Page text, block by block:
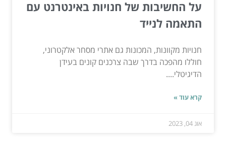
על החשיבות של חנויות באינטרנט עם
התאמה לנייד
חנויות מקוונות, המכונות גם אתרי מסחר אלקטרוני,
חוללו מהפכה בדרך שבה צרכנים קונים בעידן
הדיגיטלי....
קרא עוד »
אוג 04, 2023